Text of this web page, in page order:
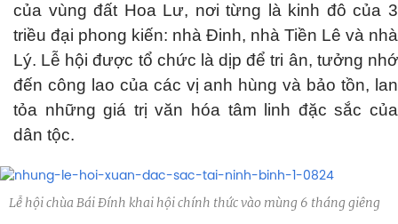
của vùng đất Hoa Lư, nơi từng là kinh đô của 3
triều đại phong kiến: nhà Đinh, nhà Tiền Lê và nhà
Lý. Lễ hội được tổ chức là dịp để tri ân, tưởng nhớ
đến công lao của các vị anh hùng và bảo tồn, lan
tỏa những giá trị văn hóa tâm linh đặc sắc của
dân tộc.
Lễ hội chùa Bái Đính khai hội chính thức vào mùng 6 tháng giêng